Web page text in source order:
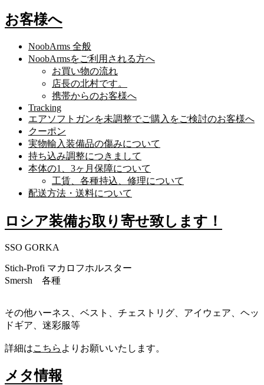
お客様へ
NoobArms 全般
NoobArmsをご利用される方へ
お買い物の流れ
店長の北村です。
携帯からのお客様へ
Tracking
エアソフトガンを未調整でご購入をご検討のお客様へ
クーポン
実物輸入装備品の傷みについて
持ち込み調整につきまして
本体の1、3ヶ月保障について
工賃、各種持込、修理について
配送方法・送料について
ロシア装備お取り寄せ致します！
SSO GORKA
Stich-Profi マカロフホルスター
Smersh 各種
その他ハーネス、ベスト、チェストリグ、アイウェア、ヘッ
ドギア、迷彩服等
詳細はこちら よりお願いいたします。
メタ情報